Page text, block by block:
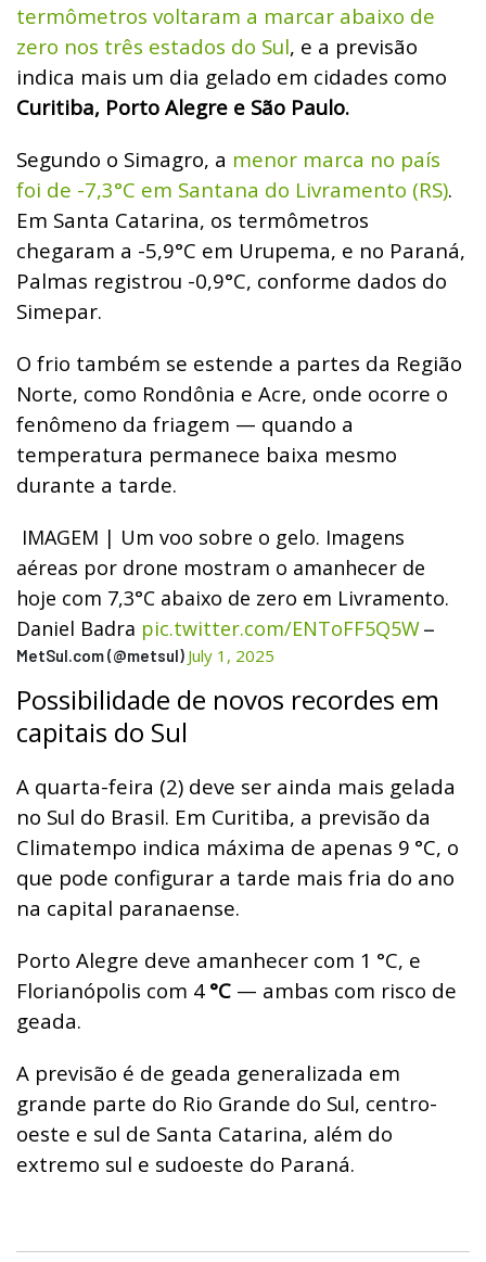
termômetros voltaram a marcar abaixo de
zero nos três estados do Sul, e a previsão
indica mais um dia gelado em cidades como
Curitiba, Porto Alegre e São Paulo.
Segundo o Simagro, a menor marca no país
foi de -7,3°C em Santana do Livramento (RS).
Em Santa Catarina, os termômetros
chegaram a -5,9°C em Urupema, e no Paraná,
Palmas registrou -0,9°C, conforme dados do
Simepar.
O frio também se estende a partes da Região
Norte, como Rondônia e Acre, onde ocorre o
fenômeno da friagem — quando a
temperatura permanece baixa mesmo
durante a tarde.
IMAGEM | Um voo sobre o gelo. Imagens
aéreas por drone mostram o amanhecer de
hoje com 7,3°C abaixo de zero em Livramento.
Daniel Badra pic.twitter.com/ENToFF5Q5W —
MetSul.com (@metsul) July 1, 2025
Possibilidade de novos recordes em
capitais do Sul
A quarta-feira (2) deve ser ainda mais gelada
no Sul do Brasil. Em Curitiba, a previsão da
Climatempo indica máxima de apenas 9 °C, o
que pode configurar a tarde mais fria do ano
na capital paranaense.
Porto Alegre deve amanhecer com 1 °C, e
Florianópolis com 4 °C — ambas com risco de
geada.
A previsão é de geada generalizada em
grande parte do Rio Grande do Sul, centro-
oeste e sul de Santa Catarina, além do
extremo sul e sudoeste do Paraná.